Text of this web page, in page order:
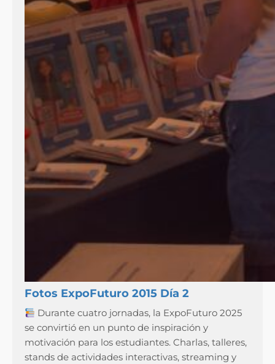
Fotos ExpoFuturo 2015 Día 2
Durante cuatro jornadas, la ExpoFuturo 2025
se convirtió en un punto de inspiración y
motivación para los estudiantes. Charlas, talleres,
stands de actividades interactivas, streaming y